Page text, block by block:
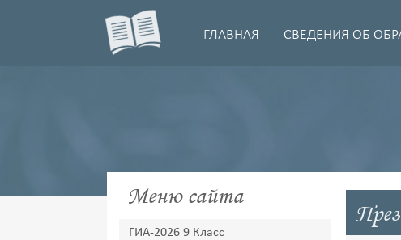
ГЛАВНАЯ СВЕДЕНИЯ ОБ
Меню сайта
ГИА-2026 9 Класс